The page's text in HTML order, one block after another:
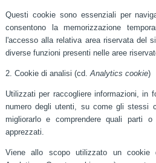
Questi cookie sono essenziali per
consentono la memorizzazione
l'accesso alla relativa area riservata del
diverse funzioni presenti nelle aree
2. Cookie di analisi (cd. Analytics cookie)
Utilizzati per raccogliere informazioni, in
numero degli utenti, su come gli stessi
migliorarlo e comprendere quali parti o
apprezzati.
Viene allo scopo utilizzato un cookie